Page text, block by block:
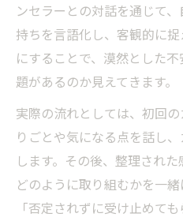
ンセラーとの対話を通じて
持ちを言語化し、客観的に
にすることで、漠然とした
題があるのか見えてきます。
実際の流れとしては、初回
りごとや気になる点を話し
します。その後、整理され
どのように取り組むかを一
「否定されずに受け止めて